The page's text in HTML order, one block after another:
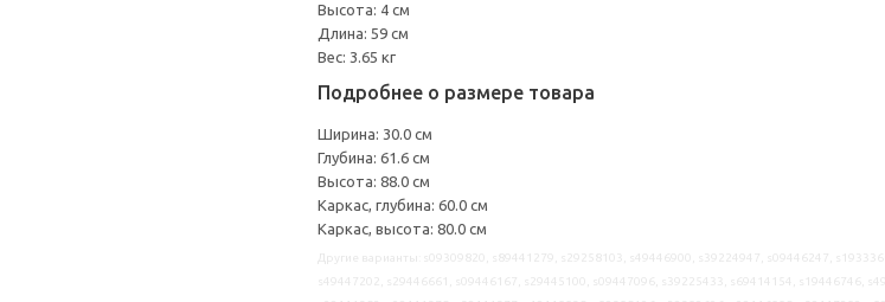
Высота: 4 см
Длина: 59 см
Вес: 3.65 кг
Подробнее о размере товара
Ширина: 30.0 см
Глубина: 61.6 см
Высота: 88.0 см
Каркас, глубина: 60.0 см
Каркас, высота: 80.0 см